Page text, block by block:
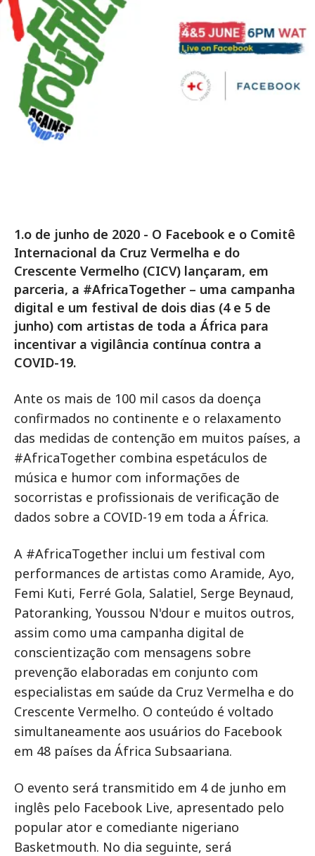
1.o de junho de 2020 - O Facebook e o Comitê
Internacional da Cruz Vermelha e do
Crescente Vermelho (CICV) lançaram, em
parceria, a #AfricaTogether – uma campanha
digital e um festival de dois dias (4 e 5 de
junho) com artistas de toda a África para
incentivar a vigilância contínua contra a
COVID-19.
Ante os mais de 100 mil casos da doença
confirmados no continente e o relaxamento
das medidas de contenção em muitos países, a
#AfricaTogether combina espetáculos de
música e humor com informações de
socorristas e profissionais de verificação de
dados sobre a COVID-19 em toda a África.
A #AfricaTogether inclui um festival com
performances de artistas como Aramide, Ayo,
Femi Kuti, Ferré Gola, Salatiel, Serge Beynaud,
Patoranking, Youssou N'dour e muitos outros,
assim como uma campanha digital de
conscientização com mensagens sobre
prevenção elaboradas em conjunto com
especialistas em saúde da Cruz Vermelha e do
Crescente Vermelho. O conteúdo é voltado
simultaneamente aos usuários do Facebook
em 48 países da África Subsaariana.
O evento será transmitido em 4 de junho em
inglês pelo Facebook Live, apresentado pelo
popular ator e comediante nigeriano
Basketmouth. No dia seguinte, será